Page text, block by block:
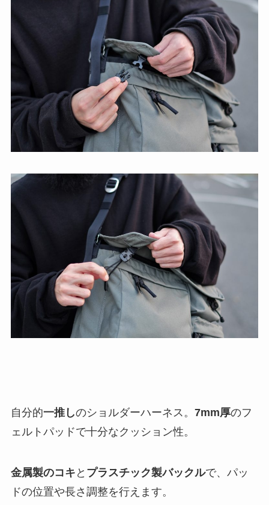
自分的一推しのショルダーハーネス。 7mm厚のフ
ェルトパッドで十分なクッション性。
金属製のコキ と プラスチック製バックルで、パッ
ドの位置や長さ調整を行えます。